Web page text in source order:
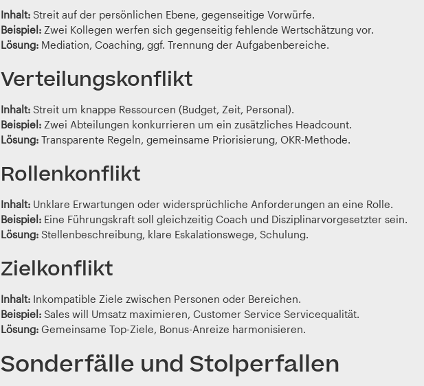
Inhalt:Streit auf der persönlichen Ebene, gegenseitige Vorwürfe.
Beispiel:Zwei Kollegen werfen sich gegenseitig fehlende Wertschätzung vor.
Lösung:Mediation, Coaching, ggf. Trennung der Aufgabenbereiche.
Verteilungskonflikt
Inhalt:Streit um knappe Ressourcen (Budget, Zeit, Personal).
Beispiel:Zwei Abteilungen konkurrieren um ein zusätzliches Headcount.
Lösung:Transparente Regeln, gemeinsame Priorisierung, OKR-Methode.
Rollenkonflikt
Inhalt:Unklare Erwartungen oder widersprüchliche Anforderungen an eine Rolle.
Beispiel:Eine Führungskraft soll gleichzeitig Coach und Disziplinarvorgesetzter sein.
Lösung:Stellenbeschreibung, klare Eskalationswege, Schulung.
Zielkonflikt
Inhalt:Inkompatible Ziele zwischen Personen oder Bereichen.
Beispiel:Sales will Umsatz maximieren, Customer Service Servicequalität.
Lösung:Gemeinsame Top-Ziele, Bonus-Anreize harmonisieren.
Sonderfälle und Stolperfallen